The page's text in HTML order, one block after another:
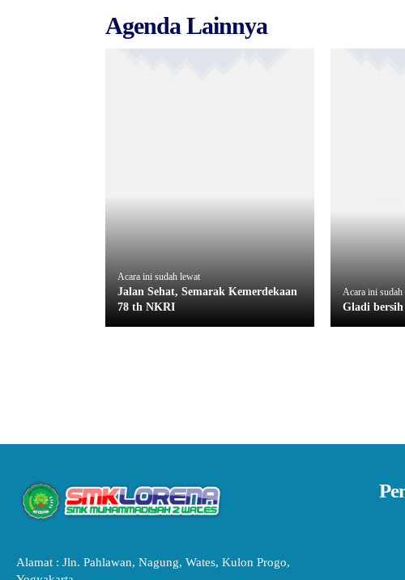
Agenda Lainnya
Acara ini sudah lewat
Jalan Sehat, Semarak Kemerdekaan
78 th NKRI
Acara ini sudah
Gladi
Alamat : Jln. Pahlawan, Nagung, Wates, Kulon Progo,